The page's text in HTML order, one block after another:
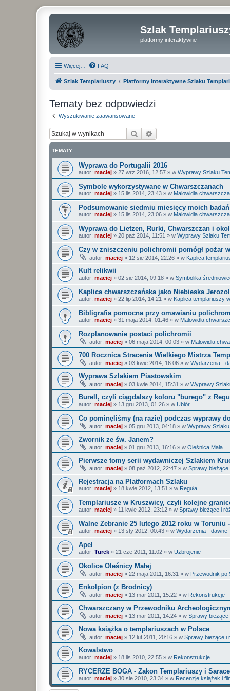
Szlak
platformy interaktywne
Więcej… FAQ
Szlak Templariuszy Platformy interaktywne Szlaku
Tematy bez odpowiedzi
Wyszukiwanie zaawansowane
Szukaj
TEMATY
Wyprawa do Portugalii 2016
autor: maciej » 27 wrz 2016, 12:57 » w Wyprawy Szlaku
Symbole wykorzystywane w Chwarszczanach
autor: maciej » 15 lis 2014, 23:43 » w Malowidła
Podsumowanie siedmiu miesięcy moich
autor: maciej » 15 lis 2014, 23:06 » w Malowidła
Wyprawa do Lietzen, Rurki, Chwarszczan i
autor: maciej » 20 paź 2014, 11:51 » w Wyprawy Szlaku
Czy w zniszczeniu polichromii pomógł pożar
autor: maciej » 12 sie 2014, 22:26 » w Kaplica
Kult relikwii
autor: maciej » 02 sie 2014, 09:18 » w Symbolika
Kaplica chwarszczańska jako Niebieska
autor: maciej » 22 lip 2014, 14:21 » w Kaplica templariuszy
Bibligrafia pomocna przy omawianiu
autor: maciej » 31 maja 2014, 01:46 » w Malowidła
Rozplanowanie postaci polichromii
autor: maciej » 06 maja 2014, 00:03 » w Malowidła
700 Rocznica Stracenia Wielkiego Mistrza
autor: maciej » 03 kwie 2014, 16:06 » w Wydarzenia -
Wyprawa Szlakiem Piastowskim
autor: maciej » 03 kwie 2014, 15:31 » w Wyprawy
Burell, czyli ciągdalszy koloru "burego" z
autor: maciej » 13 gru 2013, 01:26 » w Ubiór
Co pominęliśmy (na razie) podczas wyprawy
autor: maciej » 05 gru 2013, 04:18 » w Wyprawy
Zwornik ze św. Janem?
autor: maciej » 01 gru 2013, 16:16 » w Oleśnica Mała
Pierwsze tomy serii wydawniczej Szlakiem
autor: maciej » 08 paź 2012, 22:47 » w Sprawy bieżące
Rejestracja na Platformach Szlaku
autor: maciej » 18 kwie 2012, 13:51 » w Reguła
Templariusze w Kruszwicy, czyli kolejne
autor: maciej » 11 kwie 2012, 23:12 » w Sprawy bieżące i
Walne Zebranie 25 lutego 2012 roku w Toruniu
autor: maciej » 13 sty 2012, 00:43 » w Wydarzenia - dawne
Apel
autor: Turek » 21 cze 2011, 11:02 » w Uzbrojenie
Okolice Oleśnicy Małej
autor: maciej » 22 maja 2011, 16:31 » w Przewodnik po
Enkolpion (z Brodnicy)
autor: maciej » 13 mar 2011, 15:22 » w Rekonstrukcje
Chwarszczany w Przewodniku
autor: maciej » 13 mar 2011, 14:24 » w Sprawy bieżące
Nowa książka o templariuszach w Polsce
autor: maciej » 12 lut 2011, 20:16 » w Sprawy bieżące i
Kowalstwo
autor: maciej » 18 lis 2010, 22:55 » w Rekonstrukcje
RYCERZE BOGA - Zakon Templariuszy i
autor: maciej » 30 sie 2010, 23:34 » w Recenzje książek i